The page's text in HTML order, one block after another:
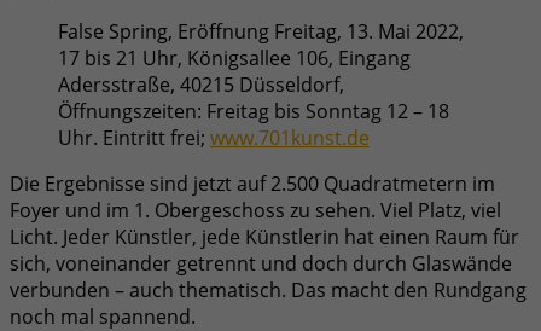
False Spring, Eröffnung Freitag, 13. Mai 2022,
17 bis 21 Uhr, Königsallee 106, Eingang
Adersstraße, 40215 Düsseldorf,
Öffnungszeiten: Freitag bis Sonntag 12 – 18
Uhr. Eintritt frei; www.701kunst.de
Die Ergebnisse sind jetzt auf 2.500 Quadratmetern im
Foyer und im 1. Obergeschoss zu sehen. Viel Platz, viel
Licht. Jeder Künstler, jede Künstlerin hat einen Raum für
sich, voneinander getrennt und doch durch Glaswände
verbunden – auch thematisch. Das macht den Rundgang
noch mal spannend.